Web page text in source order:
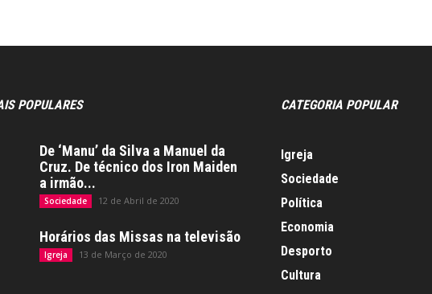
POPULARES
De ‘Manu’ da Silva a Manuel da
Cruz. De técnico dos Iron Maiden
a irmão...
Sociedade 12 de Abril de 2020
Horários das Missas na televisão
Igreja 13 de Março de 2020
CATEGORIA POPULAR
Igreja
Sociedade
Política
Economia
Desporto
Cultura